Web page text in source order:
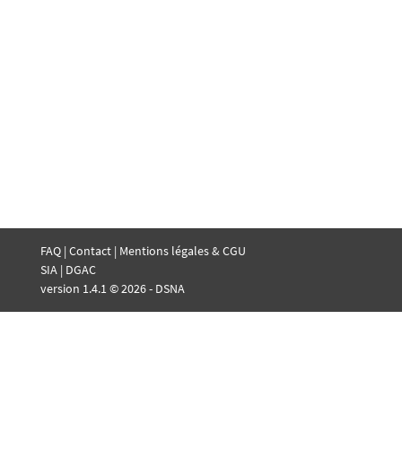
FAQ| Contact| Mentions légales & CGU
SIA| DGAC
version 1.4.1 © 2026 - DSNA